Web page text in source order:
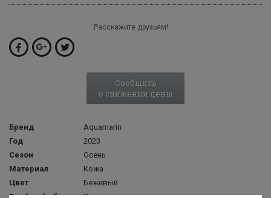
Расскажите друзьям!
Сообщить
о снижении цены
Бренд
Aquamarin
Год
2023
Сезон
Осень
Материал
Кожа
Цвет
Бежевый